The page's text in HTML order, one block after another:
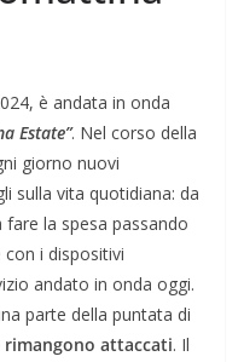
è andata in onda
Estate”. Nel corso della
giorno nuovi
sulla vita quotidiana: da
la spesa passando
con i dispositivi
andato in onda oggi.
parte della puntata di
attaccati. Il